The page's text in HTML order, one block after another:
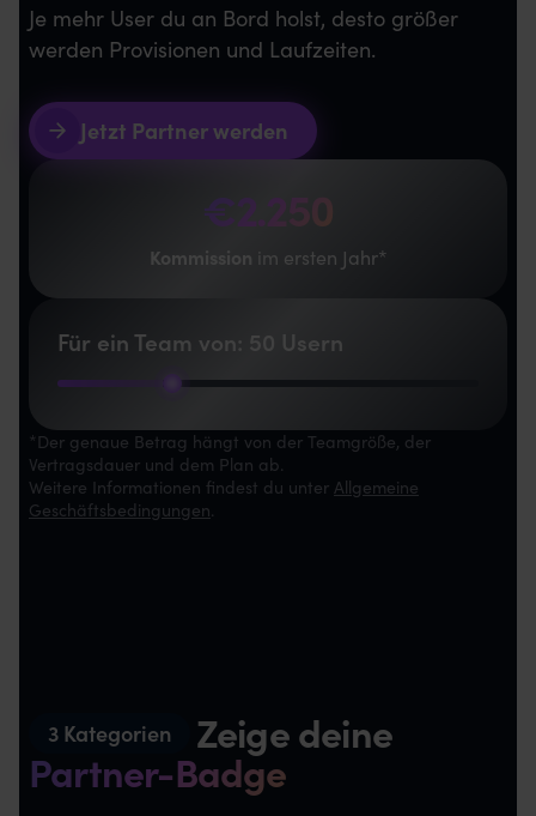
Je mehr User du an Bord holst, desto größer
werden Provisionen und Laufzeiten.
Jetzt Partner werden
€2.250
Kommission im ersten Jahr*
Für ein Team von: 50 Usern
*Der genaue Betrag hängt von der Teamgröße, der
Vertragsdauer und dem Plan ab.
Weitere Informationen findest du unter Allgemeine
Geschäftsbedingungen
3 Kategorien Zeige deine
Partner-Badge